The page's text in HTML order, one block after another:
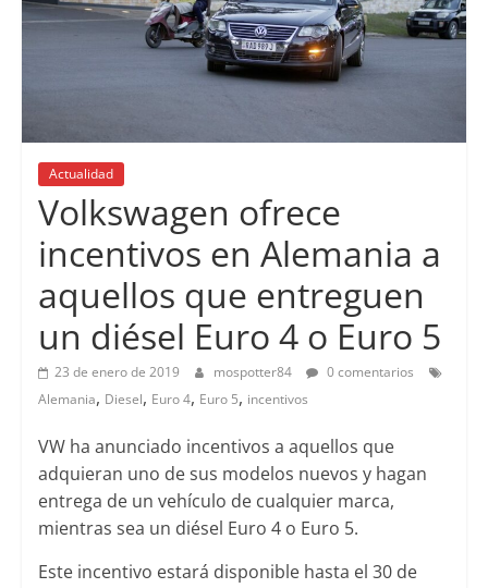
Actualidad
Volkswagen ofrece
incentivos en Alemania a
aquellos que entreguen
un diésel Euro 4 o Euro 5
23 de enero de 2019 mospotter84
0 comentarios
Alemania, Diesel, Euro 4, Euro 5, incentivos
VW ha anunciado incentivos a aquellos que
adquieran uno de sus modelos nuevos y hagan
entrega de un vehículo de cualquier marca,
mientras sea un diésel Euro 4 o Euro 5.
Este incentivo estará disponible hasta el 30 de